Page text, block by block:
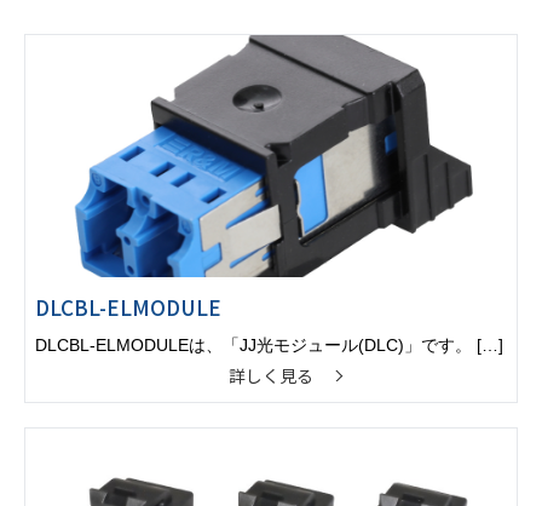
DLCBL-ELMODULE
DLCBL-ELMODULEは、「JJ光モジュール(DLC)」です。 […]
詳しく見る